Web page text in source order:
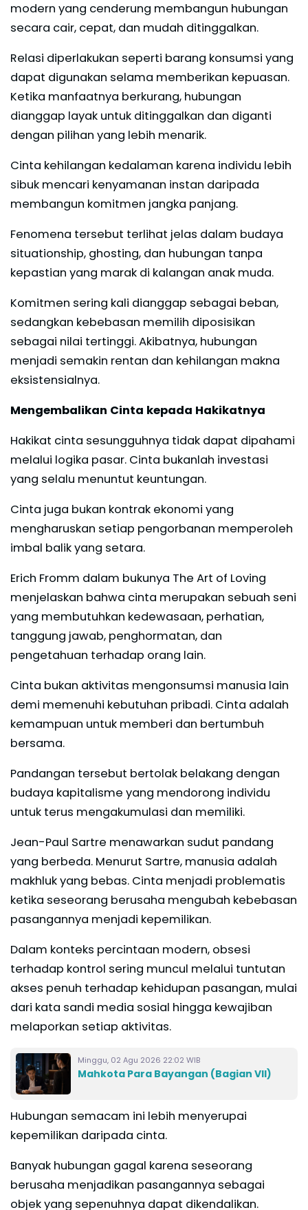
modern yang cenderung membangun hubungan
secara cair, cepat, dan mudah ditinggalkan.
Relasi diperlakukan seperti barang konsumsi yang
dapat digunakan selama memberikan kepuasan.
Ketika manfaatnya berkurang, hubungan
dianggap layak untuk ditinggalkan dan diganti
dengan pilihan yang lebih menarik.
Cinta kehilangan kedalaman karena individu lebih
sibuk mencari kenyamanan instan daripada
membangun komitmen jangka panjang.
Fenomena tersebut terlihat jelas dalam budaya
situationship, ghosting, dan hubungan tanpa
kepastian yang marak di kalangan anak muda.
Komitmen sering kali dianggap sebagai beban,
sedangkan kebebasan memilih diposisikan
sebagai nilai tertinggi. Akibatnya, hubungan
menjadi semakin rentan dan kehilangan makna
eksistensialnya.
Mengembalikan Cinta kepada Hakikatnya
Hakikat cinta sesungguhnya tidak dapat dipahami
melalui logika pasar. Cinta bukanlah investasi
yang selalu menuntut keuntungan.
Cinta juga bukan kontrak ekonomi yang
mengharuskan setiap pengorbanan memperoleh
imbal balik yang setara.
Erich Fromm dalam bukunya The Art of Loving
menjelaskan bahwa cinta merupakan sebuah seni
yang membutuhkan kedewasaan, perhatian,
tanggung jawab, penghormatan, dan
pengetahuan terhadap orang lain.
Cinta bukan aktivitas mengonsumsi manusia lain
demi memenuhi kebutuhan pribadi. Cinta adalah
kemampuan untuk memberi dan bertumbuh
bersama.
Pandangan tersebut bertolak belakang dengan
budaya kapitalisme yang mendorong individu
untuk terus mengakumulasi dan memiliki.
Jean-Paul Sartre menawarkan sudut pandang
yang berbeda. Menurut Sartre, manusia adalah
makhluk yang bebas. Cinta menjadi problematis
ketika seseorang berusaha mengubah kebebasan
pasangannya menjadi kepemilikan.
Dalam konteks percintaan modern, obsesi
terhadap kontrol sering muncul melalui tuntutan
akses penuh terhadap kehidupan pasangan, mulai
dari kata sandi media sosial hingga kewajiban
melaporkan setiap aktivitas.
Minggu, 02 Agu 2026 22:02 WIB
Mahkota Para Bayangan (Bagian VII)
Hubungan semacam ini lebih menyerupai
kepemilikan daripada cinta.
Banyak hubungan gagal karena seseorang
berusaha menjadikan pasangannya sebagai
objek yang sepenuhnya dapat dikendalikan.